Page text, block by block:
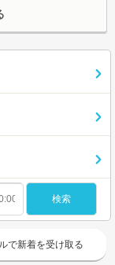
で新着を受け取る